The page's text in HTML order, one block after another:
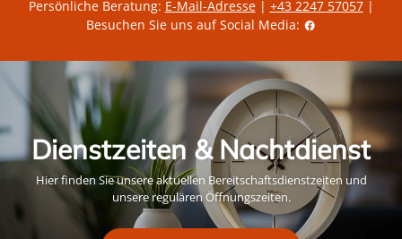
Persönliche Beratung: E-Mail-Adresse| +43 2247 57057|
Besuchen Sie uns auf Social Media:
Dienstzeiten & Nachtdienst
Hier finden Sie unsere aktuellen Bereitschaftsdienstzeiten und
unsere regulären Öffnungszeiten.